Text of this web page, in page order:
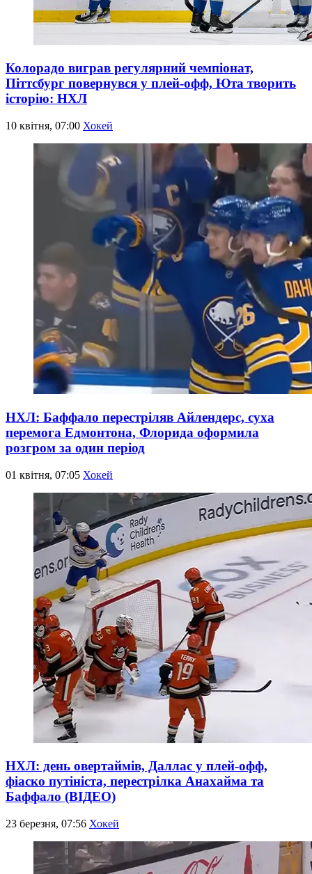
Колорадо виграв регулярний чемпіонат,
Піттсбург повернувся у плей-офф, Юта творить
історію: НХЛ
10 квітня, 07:00 Хокей
НХЛ: Баффало перестріляв Айлендерс, суха
перемога Едмонтона, Флорида оформила
розгром за один період
01 квітня, 07:05 Хокей
НХЛ: день овертаймів, Даллас у плей-офф,
фіаско путініста, перестрілка Анахайма та
Баффало (ВІДЕО)
23 березня, 07:56 Хокей